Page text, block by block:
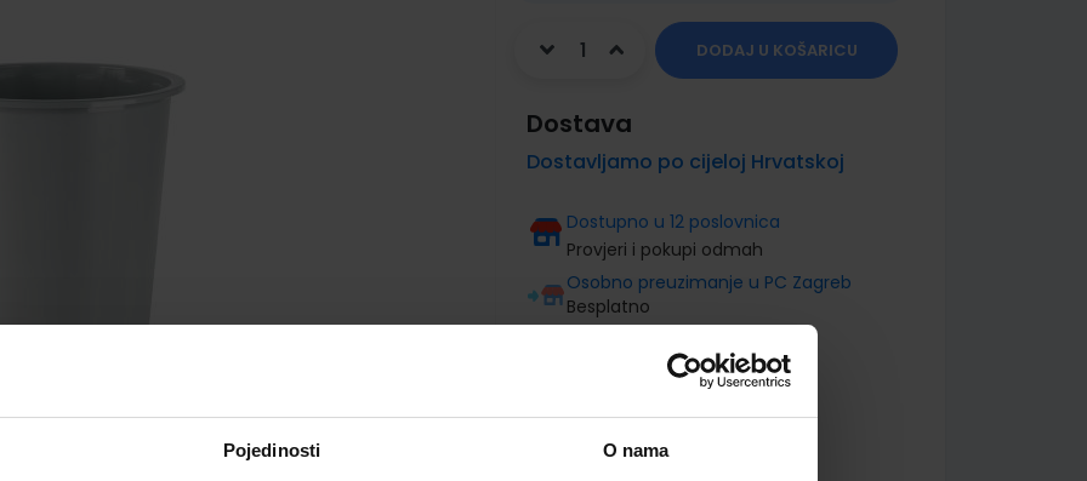
Pojedinosti O nama
DODAJ U KOŠARICU
Dostava
Dostavljamo po cijeloj Hrvatskoj
Dostupno u 12 poslovnica
Provjeri i pokupi odmah
Osobno preuzimanje u PC Zagreb
Besplatno